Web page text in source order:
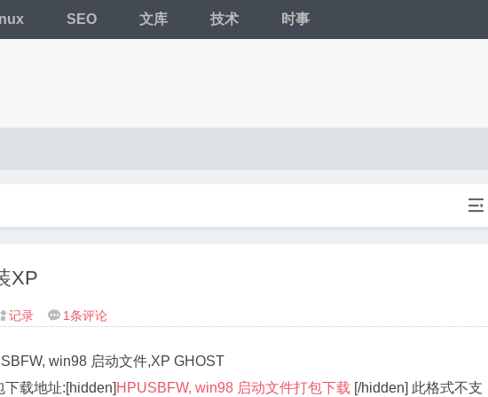
SEO 文库 技术 时事

XP
记录  1条评论
win98 启动文件,XP GHOST
载地址:[hidden] HPUSBFW, win98 启动文件打包下载 [/hidden] 此格式不支